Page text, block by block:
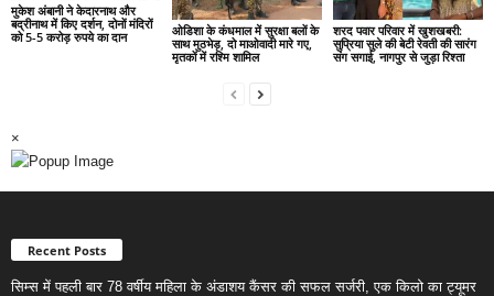
मुकेश अंबानी ने केदारनाथ और
बद्रीनाथ में किए दर्शन, दोनों मंदिरों
को 5-5 करोड़ रुपये का दान
ओडिशा के कंधमाल में सुरक्षा बलों के
साथ मुठभेड़, दो माओवादी मारे गए,
मृतकों में रश्मि शामिल
शरद पवार परिवार में खुशखबरी:
सुप्रिया सुले की बेटी रेवती की सारंग
संग सगाई, नागपुर से जुड़ा रिश्ता
×
Recent Posts
सिम्स में पहली बार 78 वर्षीय महिला के अंडाशय कैंसर की सफल सर्जरी, एक किलो का ट्यूमर